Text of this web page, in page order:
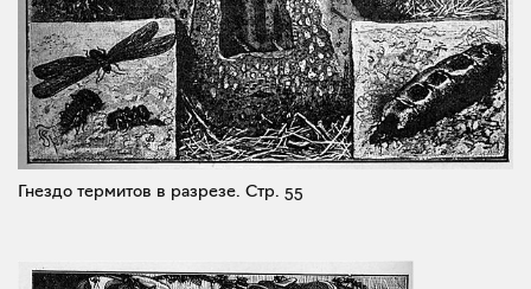
Гнездо термитов в разрезе. Стр. 55